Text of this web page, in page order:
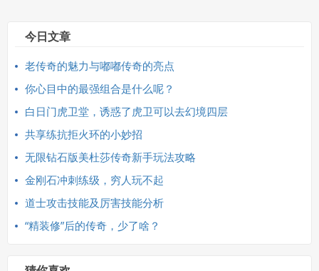
今日文章
老传奇的魅力与嘟嘟传奇的亮点
你心目中的最强组合是什么呢？
白日门虎卫堂，诱惑了虎卫可以去幻境四层
共享练抗拒火环的小妙招
无限钻石版美杜莎传奇新手玩法攻略
金刚石冲刺练级，穷人玩不起
道士攻击技能及厉害技能分析
“精装修”后的传奇，少了啥？